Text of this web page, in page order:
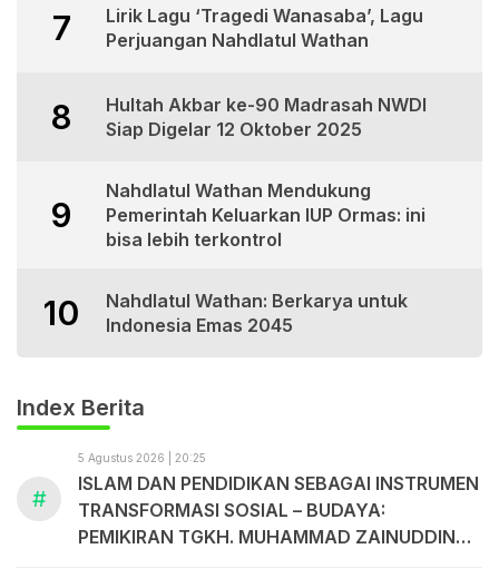
7
Lirik Lagu ‘Tragedi Wanasaba’, Lagu
Perjuangan Nahdlatul Wathan
8
Hultah Akbar ke-90 Madrasah NWDI
Siap Digelar 12 Oktober 2025
9
Nahdlatul Wathan Mendukung
Pemerintah Keluarkan IUP Ormas: ini
bisa lebih terkontrol
10
Nahdlatul Wathan: Berkarya untuk
Indonesia Emas 2045
Index Berita
#
5 Agustus 2026 | 20:25
ISLAM DAN PENDIDIKAN SEBAGAI INSTRUMEN
TRANSFORMASI SOSIAL – BUDAYA:
PEMIKIRAN TGKH. MUHAMMAD ZAINUDDIN